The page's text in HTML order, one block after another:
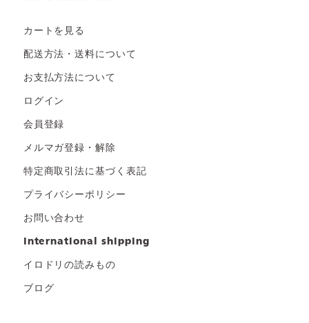
カートを見る
配送方法・送料について
お支払方法について
ログイン
会員登録
メルマガ登録・解除
特定商取引法に基づく表記
プライバシーポリシー
お問い合わせ
international shipping
イロドリの読みもの
ブログ